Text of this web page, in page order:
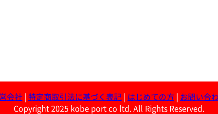
会社 特定商取引法に基づく表記 はじめての方
お問い合
Copyright 2025 kobe port co ltd. All Rights Reserved.